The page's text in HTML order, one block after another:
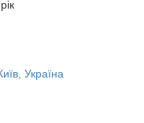
Україна